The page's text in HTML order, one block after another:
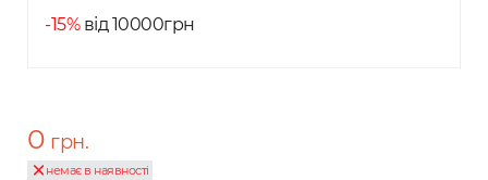
-15%від 10000грн
0 грн.
немає в наявності